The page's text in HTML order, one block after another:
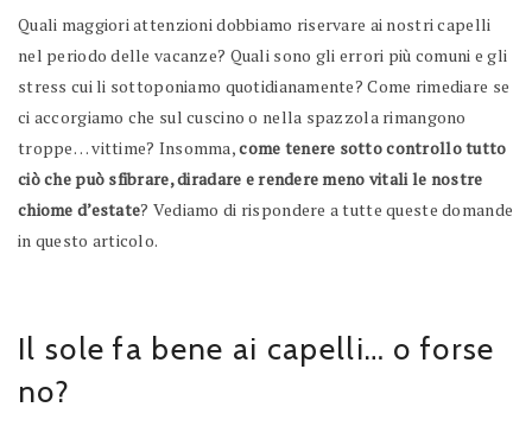
Quali maggiori attenzioni dobbiamo riservare ai nostri capelli
nel periodo delle vacanze? Quali sono gli errori più comuni e gli
stress cui li sottoponiamo quotidianamente? Come rimediare se
ci accorgiamo che sul cuscino o nella spazzola rimangono
troppe… vittime? Insomma,come tenere sotto controllo tutto
ciò che può sfibrare, diradare e rendere meno vitali le nostre
chiome d’estate? Vediamo di rispondere a tutte queste domande
in questo articolo.
Il sole fa bene ai capelli… o forse
no?